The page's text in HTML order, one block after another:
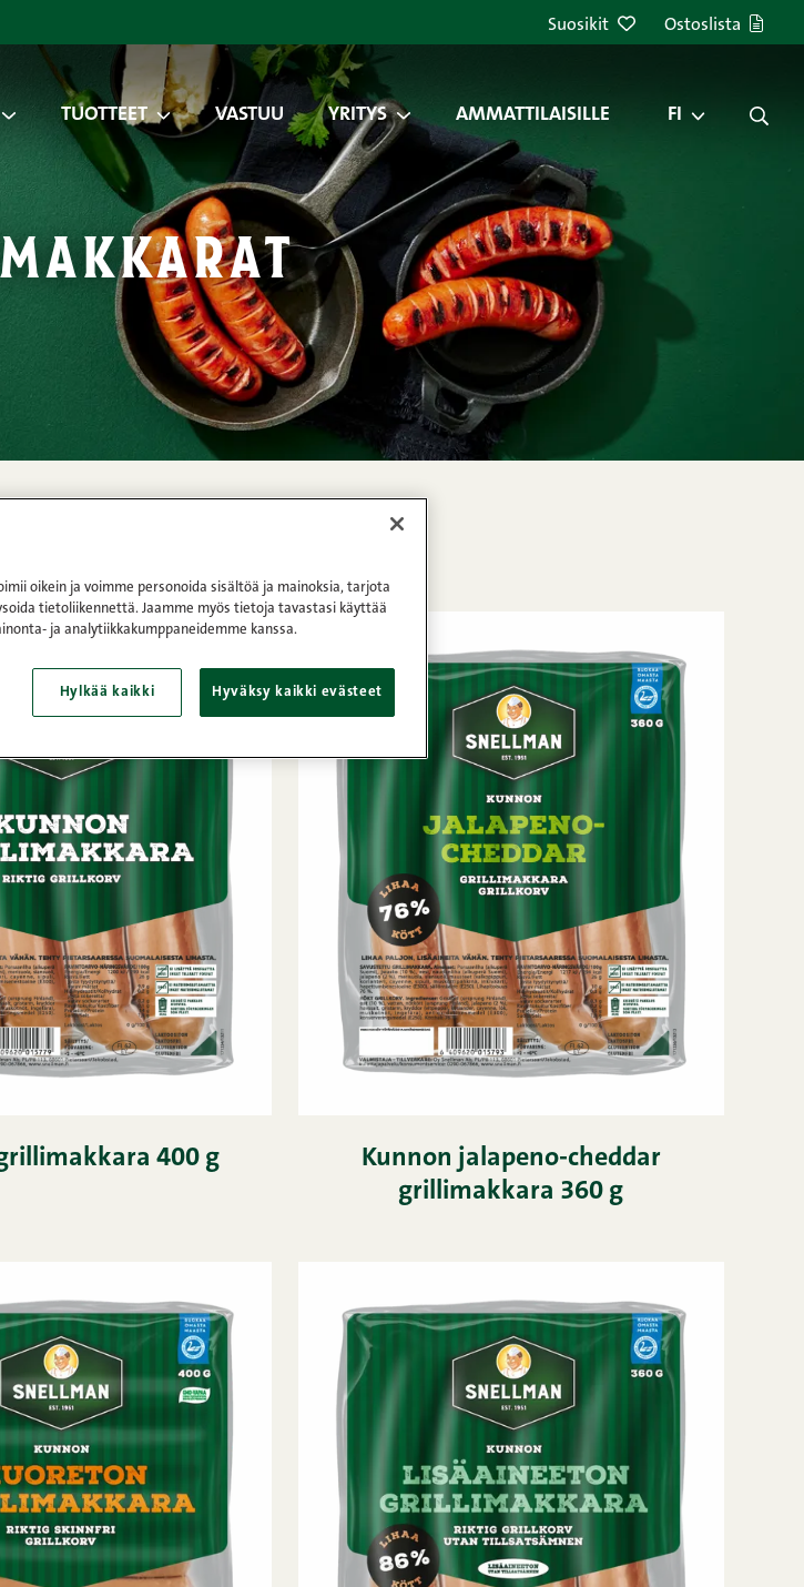
Suosikit Ostoslista
TUOTTEET VASTUU YRITYS AMMATTILAISILLE FI
400 g
Kunnon jalapeno-cheddar
grillimakkara 360 g
oikein ja voimme personoida sisältöä ja mainoksia, tarjota
tietoliikennettä. Jaamme myös tietoja tavastasi käyttää
ja analytiikkakumppaneidemme kanssa.
Hylkää kaikki Hyväksy kaikki evästeet